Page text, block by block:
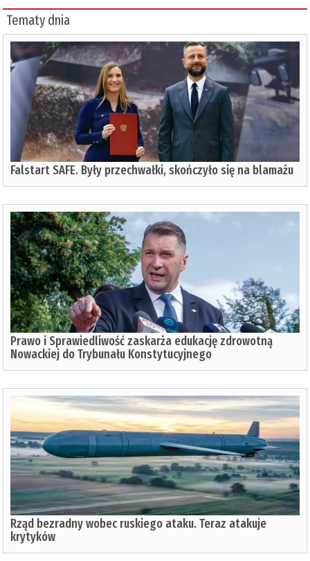
Tematy dnia
Falstart SAFE. Były przechwałki, skończyło się na blamażu
Prawo i Sprawiedliwość zaskarża edukację zdrowotną
Nowackiej do Trybunału Konstytucyjnego
Rząd bezradny wobec ruskiego ataku. Teraz atakuje
krytyków